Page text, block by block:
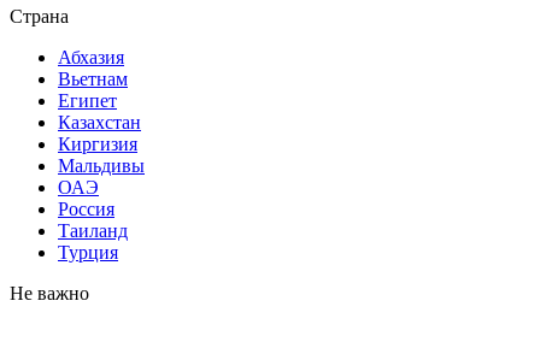
Страна
Абхазия
Вьетнам
Египет
Казахстан
Киргизия
Мальдивы
ОАЭ
Россия
Таиланд
Турция
Не важно